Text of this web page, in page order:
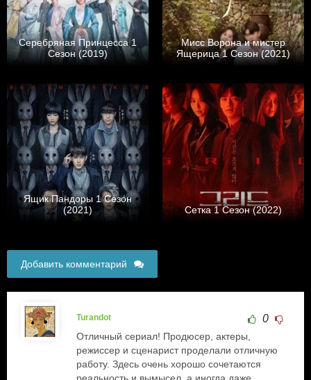
Серебряная Принцесса 1
Сезон (2019)
Мисс Ворона и мистер
Ящерица 1 Сезон (2021)
Ящик Пандоры 1 Сезон
(2021)
Сетка 1 Сезон (2022)
Добавить комментарий
Turandot 0
Отличный сериал! Продюсер, актеры,
режиссер и сценарист проделали отличную
работу. Здесь очень хорошо сочетаются